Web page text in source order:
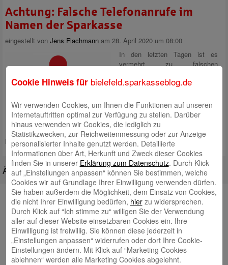
Achtung: Falsche Telefonanrufe im
Namen der Sparkasse
eingestellt von Jens Flachmann am 28. April 2020 um 08:00
In den letzten Tagen ist es
vermehrt zu falschen
Sparkasse gekommen. Ziel der
Online-Banking und
Transaktionsnummern zu
erbeuten. Wir warnen dringend
vor solchen Anrufen. In keinem
Fall sollten Sie Zugangsdaten oderMehr lesen
Ältere Beiträge
Autoren
Rabea Giersch
Cookie Hinweis für bielefeld.sparkasseblog.de
Wir verwenden Cookies, um Ihnen die Funktionen auf unseren
Internetauftritten optimal zur Verfügung zu stellen. Darüber
hinaus verwenden wir Cookies, die lediglich zu
Statistikzwecken, zur Reichweitenmessung oder zur Anzeige
personalisierter Inhalte genutzt werden. Detaillierte
Informationen über Art, Herkunft und Zweck dieser Cookies
finden Sie in unserer Erklärung zum Datenschutz. Durch Klick
auf „Einstellungen anpassen“ können Sie bestimmen, welche
Cookies wir auf Grundlage Ihrer Einwilligung verwenden dürfen.
Sie haben außerdem die Möglichkeit, dem Einsatz von Cookies,
die nicht Ihrer Einwilligung bedürfen, hierzu widersprechen.
Durch Klick auf “Ich stimme zu“ willigen Sie der Verwendung
aller auf dieser Website einsetzbaren Cookies ein. Ihre
Einwilligung ist freiwillig. Sie können diese jederzeit in
„Einstellungen anpassen“ widerrufen oder dort Ihre Cookie-
Einstellungen ändern. Mit Klick auf “Marketing Cookies
ablehnen“ werden alle Marketing Cookies abgelehnt.